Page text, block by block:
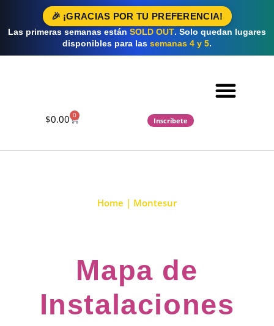
🎉 ¡GRACIAS POR TU PREFERENCIA!
Las primeras semanas están SOLD OUT. Solo quedan lugares
disponibles para las semanas 4 y 5.
$0.00 0
Inscríbete
Home | Montesur
Mapa de
Instalaciones